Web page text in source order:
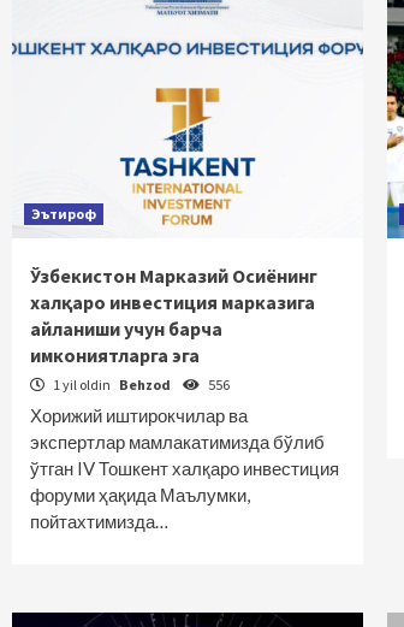
Эътироф
Ўзбекистон Марказий Осиёнинг
халқаро инвестиция марказига
айланиши учун барча
имкониятларга эга
1 yil oldin Behzod 556
Хорижий иштирокчилар ва
экспертлар мамлакатимизда бўлиб
ўтган IV Тошкент халқаро инвестиция
форуми ҳақида Маълумки,
пойтахтимизда…